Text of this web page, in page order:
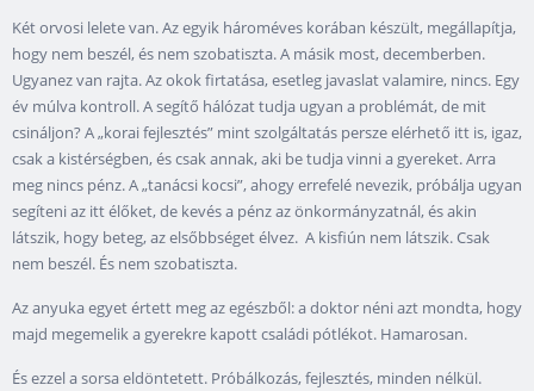
Két orvosi lelete van. Az egyik hároméves korában készült, megállapítja,
hogy nem beszél, és nem szobatiszta. A másik most, decemberben.
Ugyanez van rajta. Az okok firtatása, esetleg javaslat valamire, nincs. Egy
év múlva kontroll. A segítő hálózat tudja ugyan a problémát, de mit
csináljon? A „korai fejlesztés” mint szolgáltatás persze elérhető itt is, igaz,
csak a kistérségben, és csak annak, aki be tudja vinni a gyereket. Arra
meg nincs pénz. A „tanácsi kocsi”, ahogy errefelé nevezik, próbálja ugyan
segíteni az itt élőket, de kevés a pénz az önkormányzatnál, és akin
látszik, hogy beteg, az elsőbbséget élvez. A kisfiún nem látszik. Csak
nem beszél. És nem szobatiszta.
Az anyuka egyet értett meg az egészből: a doktor néni azt mondta, hogy
majd megemelik a gyerekre kapott családi pótlékot. Hamarosan.
És ezzel a sorsa eldöntetett. Próbálkozás, fejlesztés, minden nélkül.